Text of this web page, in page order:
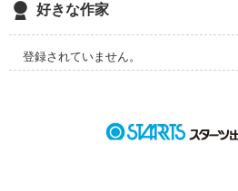
好きな作家
登録されていません。